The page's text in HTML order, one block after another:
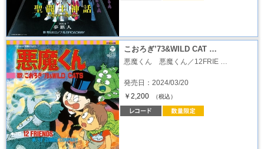
こおろぎ’73&WILD CAT …
悪魔くん 悪魔くん／12FRIE …
発売日：2024/03/20
￥2,200
（税込）